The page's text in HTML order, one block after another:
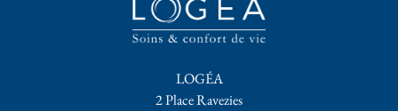
LOGÉA
2 Place Ravezies